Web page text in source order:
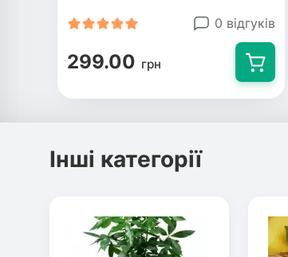
0 відгуків
299.00 грн
Інші категорії